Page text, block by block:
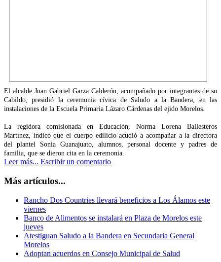
El alcalde Juan Gabriel Garza Calderón, acompañado por integrantes de su
Cabildo, presidió la ceremonia cívica de Saludo a la Bandera, en las
instalaciones de la Escuela Primaria Lázaro Cárdenas del ejido Morelos.
La regidora comisionada en Educación, Norma Lorena Ballesteros
Martínez, indicó que el cuerpo edilicio acudió a acompañar a la directora
del plantel Sonia Guanajuato, alumnos, personal docente y padres de
familia, que se dieron cita en la ceremonia.
Leer más... Escribir un comentario
Más artículos...
Rancho Dos Countries llevará beneficios a Los Álamos este
viernes
Banco de Alimentos se instalará en Plaza de Morelos este
jueves
Atestiguan Saludo a la Bandera en Secundaria General
Morelos
Adoptan acuerdos en Consejo Municipal de Salud